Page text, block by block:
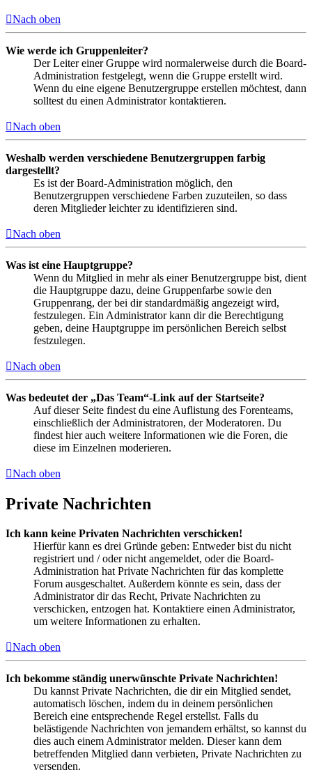
Nach oben
Wie werde ich Gruppenleiter?
Der Leiter einer Gruppe wird normalerweise durch die Board-
Administration festgelegt, wenn die Gruppe erstellt wird.
Wenn du eine eigene Benutzergruppe erstellen möchtest, dann
solltest du einen Administrator kontaktieren.
Nach oben
Weshalb werden verschiedene Benutzergruppen farbig
dargestellt?
Es ist der Board-Administration möglich, den
Benutzergruppen verschiedene Farben zuzuteilen, so dass
deren Mitglieder leichter zu identifizieren sind.
Nach oben
Was ist eine Hauptgruppe?
Wenn du Mitglied in mehr als einer Benutzergruppe bist, dient
die Hauptgruppe dazu, deine Gruppenfarbe sowie den
Gruppenrang, der bei dir standardmäßig angezeigt wird,
festzulegen. Ein Administrator kann dir die Berechtigung
geben, deine Hauptgruppe im persönlichen Bereich selbst
festzulegen.
Nach oben
Was bedeutet der „Das Team“-Link auf der Startseite?
Auf dieser Seite findest du eine Auflistung des Forenteams,
einschließlich der Administratoren, der Moderatoren. Du
findest hier auch weitere Informationen wie die Foren, die
diese im Einzelnen moderieren.
Nach oben
Private Nachrichten
Ich kann keine Privaten Nachrichten verschicken!
Hierfür kann es drei Gründe geben: Entweder bist du nicht
registriert und / oder nicht angemeldet, oder die Board-
Administration hat Private Nachrichten für das komplette
Forum ausgeschaltet. Außerdem könnte es sein, dass der
Administrator dir das Recht, Private Nachrichten zu
verschicken, entzogen hat. Kontaktiere einen Administrator,
um weitere Informationen zu erhalten.
Nach oben
Ich bekomme ständig unerwünschte Private Nachrichten!
Du kannst Private Nachrichten, die dir ein Mitglied sendet,
automatisch löschen, indem du in deinem persönlichen
Bereich eine entsprechende Regel erstellst. Falls du
belästigende Nachrichten von jemandem erhältst, so kannst du
dies auch einem Administrator melden. Dieser kann dem
betreffenden Mitglied dann verbieten, Private Nachrichten zu
versenden.